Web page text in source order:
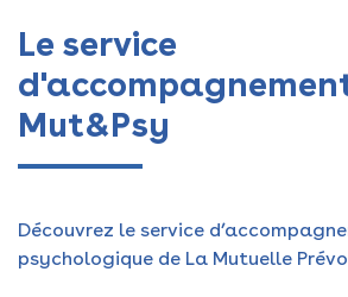
Le service
Mut&Psy
Découvrez le service
psychologique de La Mutuelle